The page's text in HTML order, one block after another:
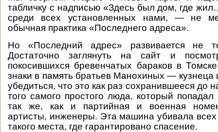
табличку с надписью «Здесь был дом, где
среди всех установленных нами, — не
обычная практика «Последнего адреса».
Но «Последний адрес» развивается не
Достаточно заглянуть на сайт и
покосившихся бревенчатых бараков в
знаки в память братьев Манохиных —
убедиться, что это как раз сохранившееся до
того самого простого люда, который попадал
так же, как и партийная и военная
артисты, инженеры. Эта машина убивала
такого места, где гарантировано спасение.